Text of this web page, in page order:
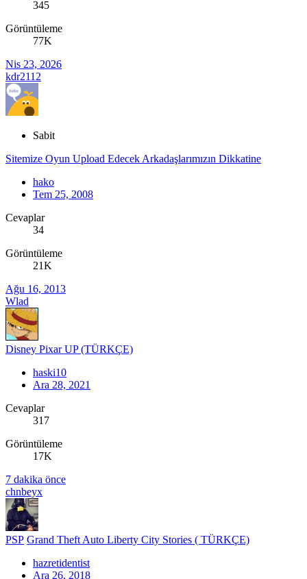
345
Görüntüleme
77K
Nis 23, 2026
kdr2112
Sabit
Sitemize Oyun Upload Edecek Arkadaşlarımızın Dikkatine
hako
Tem 25, 2008
Cevaplar
34
Görüntüleme
21K
Ağu 16, 2013
Wlad
Disney Pixar UP (TÜRKÇE)
haski10
Ara 28, 2021
Cevaplar
317
Görüntüleme
17K
7 dakika önce
chnbeyx
PSP Grand Theft Auto Liberty City Stories ( TÜRKÇE)
hazretidentist
Ara 26, 2018